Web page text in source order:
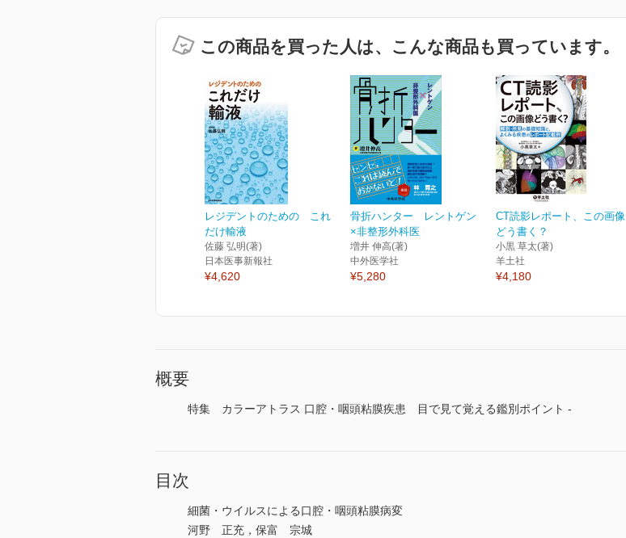
この商品を買った人は、こんな商品も買っています。
レジデントのための これ
だけ輸液
佐藤 弘明(著)
日本医事新報社
¥4,620
骨折ハンター レントゲン
×非整形外科医
増井 伸高(著)
中外医学社
¥5,280
CT読影レポート、この画像
どう書く？
小黒 草太(著)
羊土社
¥4,180
概要
特集 カラーアトラス 口腔・咽頭粘膜疾患 目で見て覚える鑑別ポイント -
目次
細菌・ウイルスによる口腔・咽頭粘膜病変
河野 正充，保富 宗城